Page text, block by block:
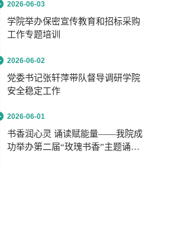
2026-06-03
学院举办保密宣传教育和招标采购
工作专题培训
2026-06-02
党委书记张轩萍带队督导调研学院
安全稳定工作
2026-06-01
书香润心灵 诵读赋能量——我院成
功举办第二届“玫瑰书香”主题诵读